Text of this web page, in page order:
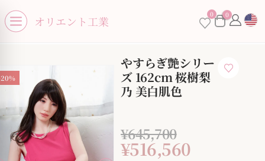
Open menu
オリエント工業 0 0
menu
やすらぎ艶シリー
ズ 162cm 桜樹梨
乃 美白肌色
¥645,700
¥516,560